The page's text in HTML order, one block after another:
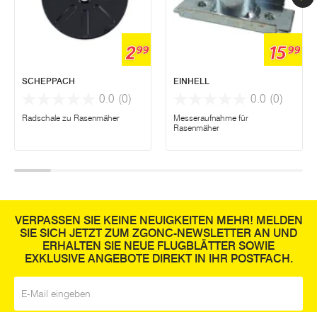
299
SCHEPPACH
0.0 (0)
Radschale zu Rasenmäher
1599
EINHELL
0.0 (0)
Messeraufnahme für
Rasenmäher
VERPASSEN SIE KEINE NEUIGKEITEN MEHR! MELDEN
SIE SICH JETZT ZUM ZGONC-NEWSLETTER AN UND
ERHALTEN SIE NEUE FLUGBLÄTTER SOWIE
EXKLUSIVE ANGEBOTE DIREKT IN IHR POSTFACH.